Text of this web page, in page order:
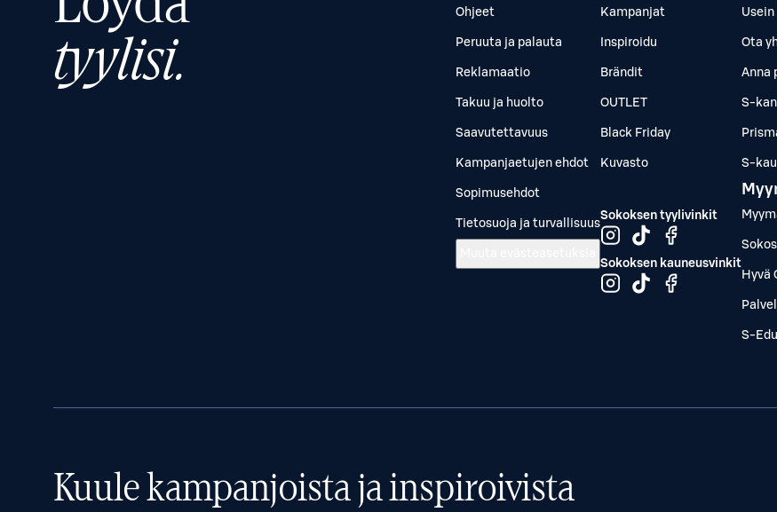
tyylisi.
Ohjeet
Peruuta ja palauta
Reklamaatio
Takuu ja huolto
Saavutettavuus
Kampanjaetujen ehdot
Sopimusehdot
Tietosuoja ja turvallisuus
Kampanjat
Inspiroidu
Brändit
OUTLET
Black Friday
Kuvasto
Sokoksen tyylivinkit
Sokoksen kauneusvinkit
Ota
Anna
S-
S-
Hyvä
S-
Kuule kampanjoista ja inspiroivista